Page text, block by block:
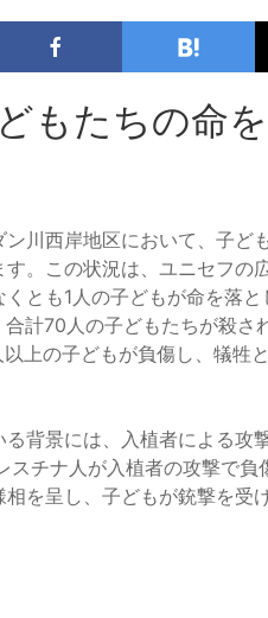
もたちの命
川西岸地区において、子ど
。この状況は、ユニセフ
とも1人の子どもが命を落
計70人の子どもたちが殺
上の子どもが負傷し、犠牲
背景には、入植者による
スチナ人が入植者の攻撃で
を呈し、子どもが銃撃を受